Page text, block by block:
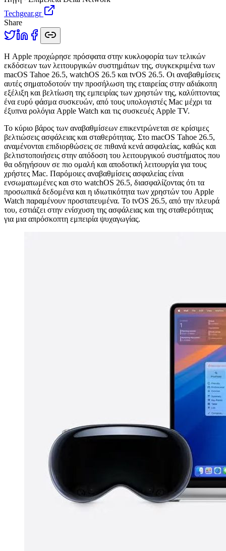
Techgear.gr
Share
Η Apple προχώρησε πρόσφατα στην κυκλοφορία των τελικών
εκδόσεων των λειτουργικών συστημάτων της, συγκεκριμένα των
macOS Tahoe 26.5, watchOS 26.5 και tvOS 26.5. Οι αναβαθμίσεις
αυτές σηματοδοτούν την προσήλωση της εταιρείας στην αδιάκοπη
εξέλιξη και βελτίωση της εμπειρίας των χρηστών της, καλύπτοντας
ένα ευρύ φάσμα συσκευών, από τους υπολογιστές Mac μέχρι τα
έξυπνα ρολόγια Apple Watch και τις συσκευές Apple TV.
Το κύριο βάρος των αναβαθμίσεων επικεντρώνεται σε κρίσιμες
βελτιώσεις ασφάλειας και σταθερότητας. Στο macOS Tahoe 26.5,
αναμένονται επιδιορθώσεις σε πιθανά κενά ασφαλείας, καθώς και
βελτιστοποιήσεις στην απόδοση του λειτουργικού συστήματος που
θα οδηγήσουν σε πιο ομαλή και αποδοτική λειτουργία για τους
χρήστες Mac. Παρόμοιες αναβαθμίσεις ασφαλείας είναι
ενσωματωμένες και στο watchOS 26.5, διασφαλίζοντας ότι τα
προσωπικά δεδομένα και η ιδιωτικότητα των χρηστών του Apple
Watch παραμένουν προστατευμένα. Το tvOS 26.5, από την πλευρά
του, εστιάζει στην ενίσχυση της ασφάλειας και της σταθερότητας
για μια απρόσκοπτη εμπειρία ψυχαγωγίας.